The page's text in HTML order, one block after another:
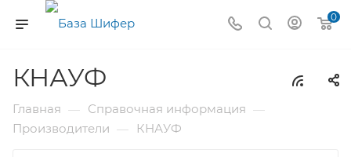
0
КНАУФ
Главная — Справочная информация —
Производители — КНАУФ